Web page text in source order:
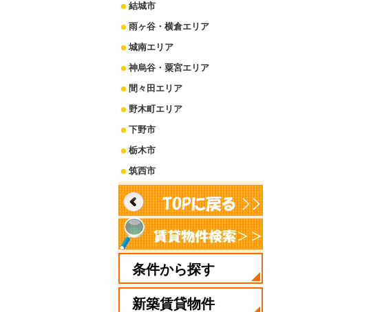
結城市
雨ヶ谷・横倉エリア
城南エリア
神烏谷・粟宮エリア
間々田エリア
野木町エリア
下野市
栃木市
筑西市
条件から探す
新築賃貸物件